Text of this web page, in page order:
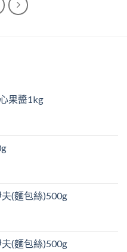
果醬1kg
(麵包絲)500g
(麵包絲)500g